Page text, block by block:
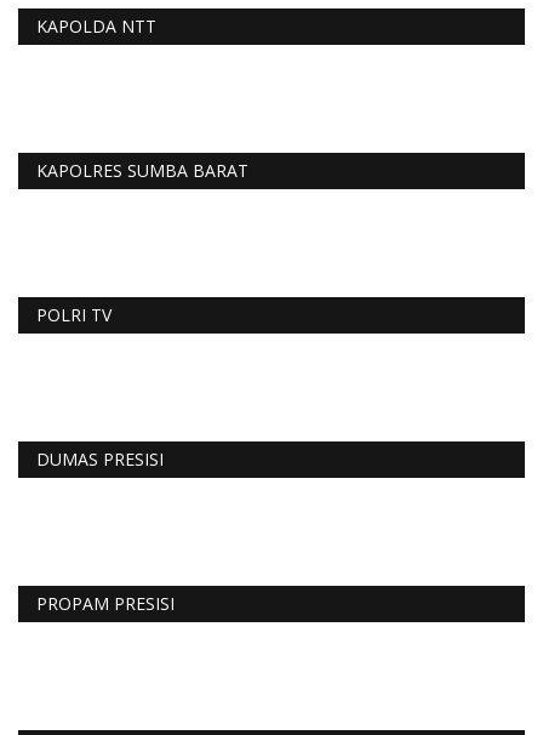
KAPOLDA NTT
KAPOLRES SUMBA BARAT
POLRI TV
DUMAS PRESISI
PROPAM PRESISI